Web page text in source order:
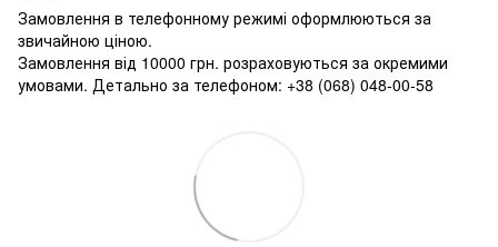
Замовлення в телефонному режимі оформлюються за
звичайною ціною.
Замовлення від 10000 грн. розраховуються за окремими
умовами. Детально за телефоном: +38 (068) 048-00-58